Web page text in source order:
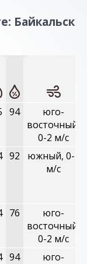
Байкальск
94
юго-
восточный,
0-2 м/с
92
южный, 0-2
м/с
76
юго-
восточный,
0-2 м/с
94
юго-